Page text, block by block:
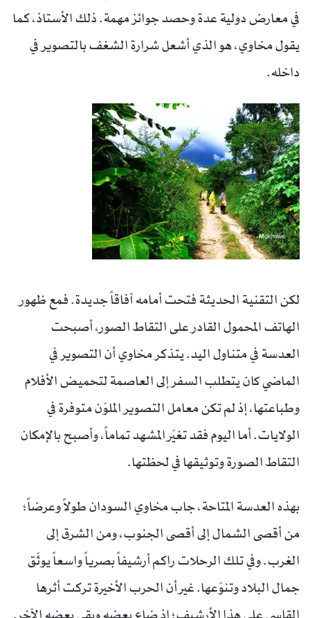
في معارض دولية عدة وحصد جوائز مهمة. ذلك الأستاذ، كما
يقول مخاوي، هو الذي أشعل شرارة الشغف بالتصوير في
داخله.
لكن التقنية الحديثة فتحت أمامه آفاقاً جديدة. فمع ظهور
الهاتف المحمول القادر على التقاط الصور، أصبحت
العدسة في متناول اليد. يتذكر مخاوي أن التصوير في
الماضي كان يتطلب السفر إلى العاصمة لتحميض الأفلام
وطباعتها، إذ لم تكن معامل التصوير الملوّن متوفرة في
الولايات. أما اليوم فقد تغيّر المشهد تماماً، وأصبح بالإمكان
التقاط الصورة وتوثيقها في لحظتها.
بهذه العدسة المتاحة، جاب مخاوي السودان طولاً وعرضاً؛
من أقصى الشمال إلى أقصى الجنوب، ومن الشرق إلى
الغرب. وفي تلك الرحلات راكم أرشيفاً بصرياً واسعاً يوثّق
جمال البلاد وتنوّعها. غير أن الحرب الأخيرة تركت أثرها